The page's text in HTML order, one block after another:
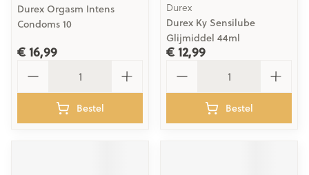
Durex Orgasm Intens
Condoms 10
€ 16,99
Bestel
Durex
Durex Ky Sensilube
Glijmiddel 44ml
€ 12,99
Bestel